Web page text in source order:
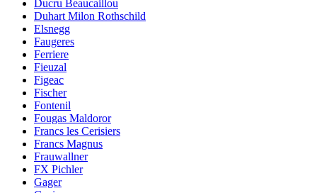
Ducru Beaucaillou
Duhart Milon Rothschild
Elsnegg
Faugeres
Ferriere
Fieuzal
Figeac
Fischer
Fontenil
Fougas Maldoror
Francs les Cerisiers
Francs Magnus
Frauwallner
FX Pichler
Gager